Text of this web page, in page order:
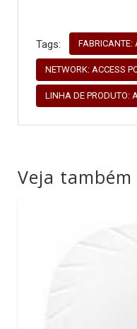
Tags: FABRICANTE:
NETWORK: ACCESS
LINHA DE PRODUTO:
Veja também